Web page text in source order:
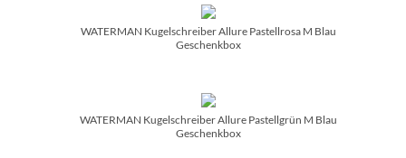
WATERMAN Kugelschreiber Allure Pastellrosa M Blau
Geschenkbox
WATERMAN Kugelschreiber Allure Pastellgrün M Blau
Geschenkbox